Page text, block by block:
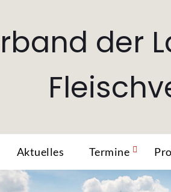
der
Aktuelles Termine